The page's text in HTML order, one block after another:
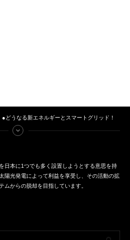
●どうなる新エネルギーとスマートグリッド！
日本に1つでも多く設置しようとする意思を持
陽光発電によって利益を享受し、その活動の拡
ムからの脱却を目指しています。